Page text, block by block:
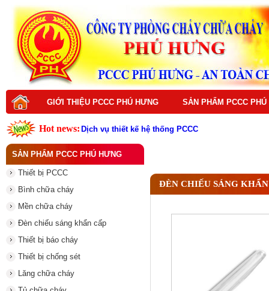
GIỚI THIỆU PCCC PHÚ HƯNG SẢN PHẨM PCCC PHÚ
Hot news: Dịch vụ thiết kế hệ thống PCCC
Dịch vụ thi công hệ thống PCCC
Dịch vụ sửa chữa hệ thống PCCC
Dịch vụ nạp sạc bình chữa cháy
Đám Cháy Lớn Trên Đường Nguyễn Hoàng Từ
Thiết bị PCCC là gì ? Vai trò quan trọng trong
Thiết Bị PCCC Là Gì? Vai Trò Và Tầm Quan
Vì sao nên đầu tư thiết bị PCCC chất lượng cao
SẢN PHẨM PCCC PHÚ HƯNG
Thiết bị PCCC
Bình chữa cháy
Mền chữa cháy
Đèn chiếu sáng khẩn cấp
Thiết bị báo cháy
Thiết bị chống sét
Lăng chữa cháy
ĐÈN CHIẾU SÁNG